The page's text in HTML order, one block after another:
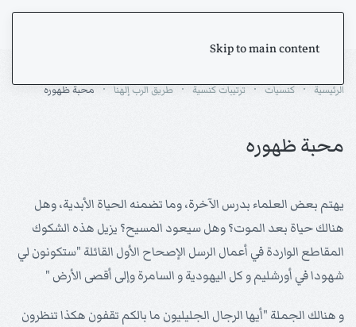
Skip to main content
الرئيسية كنسيات ترتيبات كنسية طريق الرب إلهنا محبة ظهوره
محبة ظهوره
يهتم بعض العلماء بدرس الآخرة، وما تضمنه الحياة الأبدية، وهل
هنالك حياة بعد الموت؟ وهل سيعود المسيح؟ يزيل هذه الشكوك
المقاطع الواردة في أعمال الرسل الإصحاح الأول القائلة "ستكونون لي
شهودا في أورشليم و كل اليهودية و السامرة وإلى أقصى الأرض "
و هنالك الجملة "أيها الرجال الجليليون ما بالكم تقفون هكذا تنظرون